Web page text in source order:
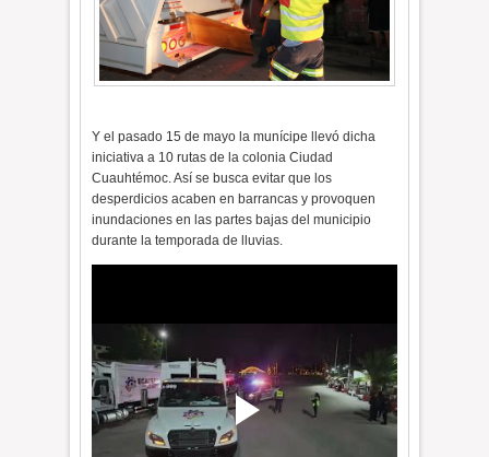
Y el pasado 15 de mayo la munícipe llevó dicha
iniciativa a 10 rutas de la colonia Ciudad
Cuauhtémoc. Así se busca evitar que los
desperdicios acaben en barrancas y provoquen
inundaciones en las partes bajas del municipio
durante la temporada de lluvias.